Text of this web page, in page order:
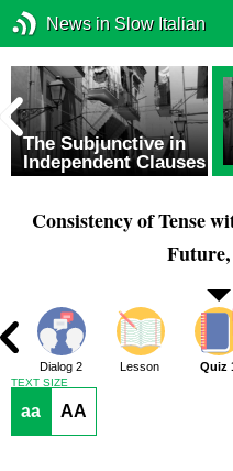
News in Slow Italian
The Subjunctive in
Independent Clauses
Consistency of Tense
Dialog 2 Lesson Quiz
TEXT SIZE
aa AA